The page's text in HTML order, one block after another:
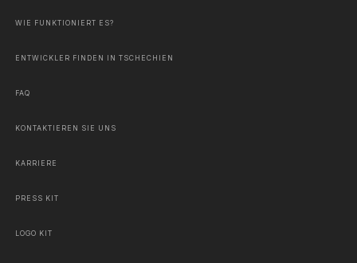
WIE FUNKTIONIERT ES?
ENTWICKLER FINDEN IN TSCHECHIEN
FAQ
KONTAKTIEREN SIE UNS
KARRIERE
PRESS KIT
LOGO KIT